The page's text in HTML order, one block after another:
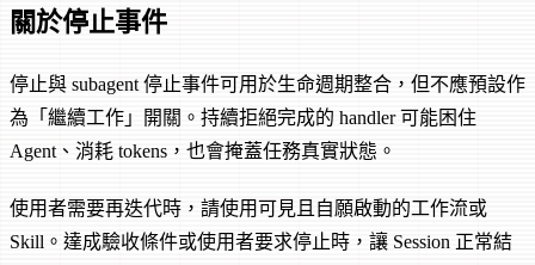
關於停止事件
停止與 subagent 停止事件可用於生命週期整合，但不應預設作
為「繼續工作」開關。持續拒絕完成的 handler 可能困住
Agent、消耗 tokens，也會掩蓋任務真實狀態。
使用者需要再迭代時，請使用可見且自願啟動的工作流或
Skill。達成驗收條件或使用者要求停止時，讓 Session 正常結